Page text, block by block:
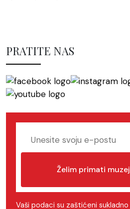
PRATITE NAS
Želim primati
Vaši podaci su zaštićeni sukladno